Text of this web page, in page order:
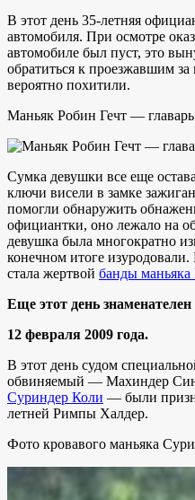
В этот день 35-летняя
автомобиля. При осмотре
автомобиле был пуст, это
обратиться к проезжавшим
вероятно похитили.
Маньяк Робин Гечт —
Сумка девушки все еще
ключи висели в замке
помогли обнаружить
официантки, оно лежало на
девушка была многократно
конечном итоге
стала жертвой банды маньяка
Еще этот день
12 февраля 2009 года.
В этот день судом
обвиняемый — Махиндер
Суриндер Коли — были
летней Римпы Халдер.
Фото кровавого маньяка